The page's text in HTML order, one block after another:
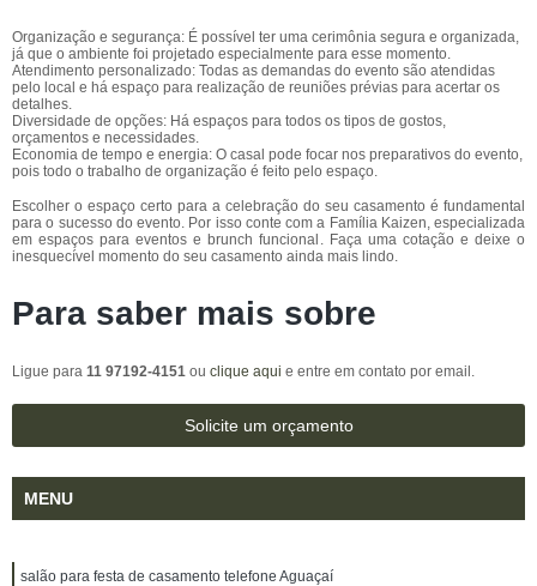
Organização e segurança: É possível ter uma cerimônia segura e organizada,
já que o ambiente foi projetado especialmente para esse momento.
Atendimento personalizado: Todas as demandas do evento são atendidas
pelo local e há espaço para realização de reuniões prévias para acertar os
detalhes.
Diversidade de opções: Há espaços para todos os tipos de gostos,
orçamentos e necessidades.
Economia de tempo e energia: O casal pode focar nos preparativos do evento,
pois todo o trabalho de organização é feito pelo espaço.
Escolher o espaço certo para a celebração do seu casamento é fundamental
para o sucesso do evento. Por isso conte com a Família Kaizen, especializada
em espaços para eventos e brunch funcional. Faça uma cotação e deixe o
inesquecível momento do seu casamento ainda mais lindo.
Para saber mais sobre
Ligue para 11 97192-4151 ou clique aqui e entre em contato por email.
Solicite um orçamento
MENU
salão para festa de casamento telefone Aguaçaí